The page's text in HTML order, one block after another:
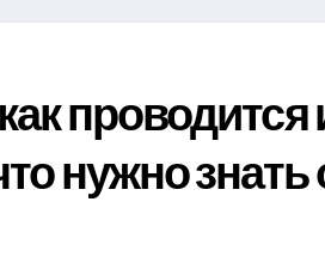
проводится
нужно знать